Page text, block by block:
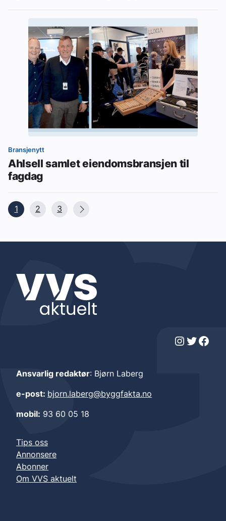
Bransjenytt
Ahlsell samlet eiendomsbransjen til
fagdag
1 2 3
Instagram Twitter Facebook
Ansvarlig redaktør: Bjørn Laberg
e-post: bjorn.laberg@byggfakta.no
mobil: 93 60 05 18
Tips oss
Annonsere
Abonner
Om VVS aktuelt